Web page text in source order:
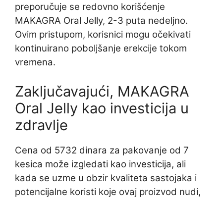
preporučuje se redovno korišćenje
MAKAGRA Oral Jelly, 2-3 puta nedeljno.
Ovim pristupom, korisnici mogu očekivati
kontinuirano poboljšanje erekcije tokom
vremena.
Zaključavajući, MAKAGRA
Oral Jelly kao investicija u
zdravlje
Cena od 5732 dinara za pakovanje od 7
kesica može izgledati kao investicija, ali
kada se uzme u obzir kvaliteta sastojaka i
potencijalne koristi koje ovaj proizvod nudi,